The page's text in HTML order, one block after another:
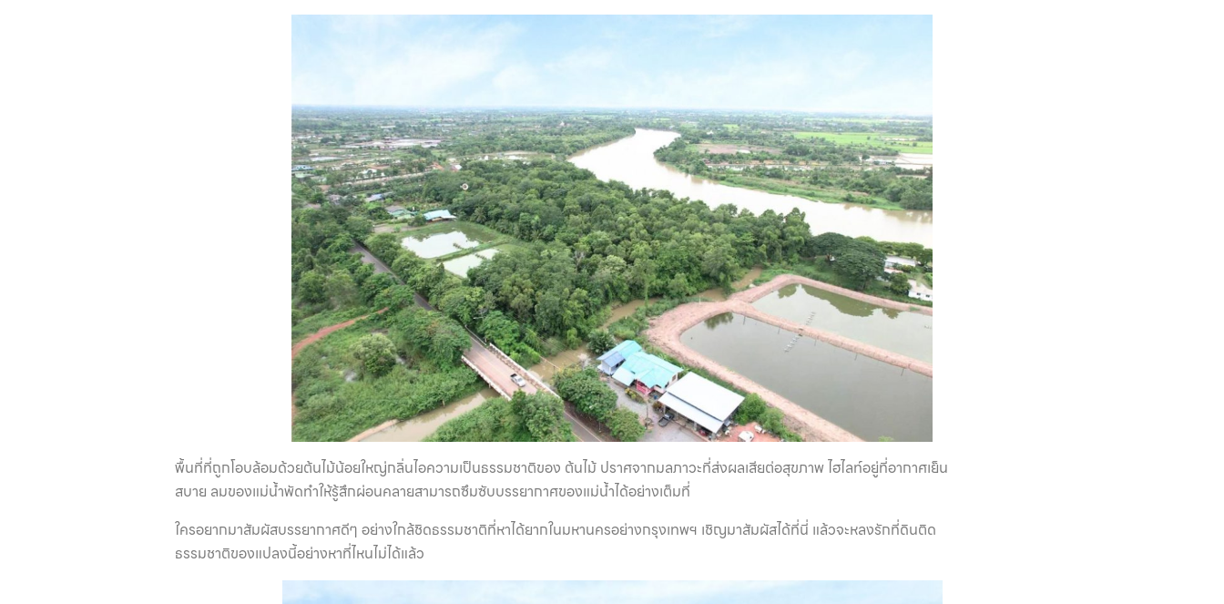
พื้นที่ที่ถูกโอบล้อมด้วยต้นไม้น้อยใหญ่กลิ่นไอความเป็นธรรมชาติของ ต้นไม้ ปราศจากมลภาวะที่ส่งผลเสียต่อสุขภาพ ไฮไลท์อยู่ที่อากาศเย็น
สบาย ลมของแม่น้ำพัดทำให้รู้สึกผ่อนคลายสามารถซึมซับบรรยากาศของแม่น้ำได้อย่างเต็มที่
ใครอยากมาสัมผัสบรรยากาศดีๆ อย่างใกล้ชิดธรรมชาติที่หาได้ยากในมหานครอย่างกรุงเทพฯ เชิญมาสัมผัสได้ที่นี่ แล้วจะหลงรักที่ดินติด
ธรรมชาติของแปลงนี้อย่างหาที่ไหนไม่ได้แล้ว